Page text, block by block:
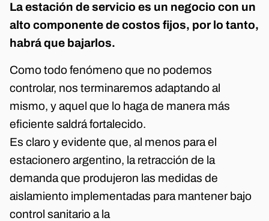
La estación de servicio es un negocio con un
alto componente de costos fijos, por lo tanto,
habrá que bajarlos.
Como todo fenómeno que no podemos
controlar, nos terminaremos adaptando al
mismo, y aquel que lo haga de manera más
eficiente saldrá fortalecido.
Es claro y evidente que, al menos para el
estacionero argentino, la retracción de la
demanda que produjeron las medidas de
aislamiento implementadas para mantener bajo
control sanitario a la